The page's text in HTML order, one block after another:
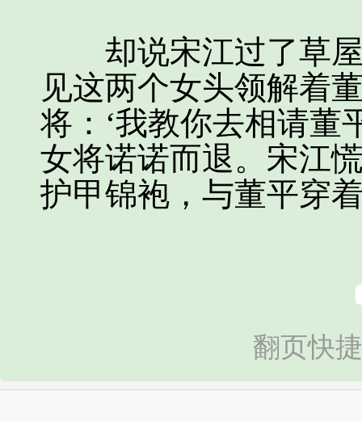
却说宋江过了草屋
见这两个女头领解着
将：‘我教你去相请董
女将诺诺而退。宋江
护甲锦袍，与董平穿
翻页快